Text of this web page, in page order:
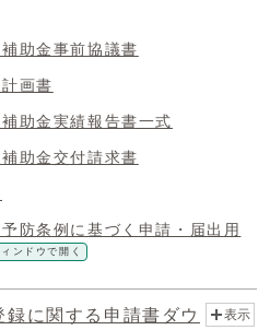
助金事前協議書
画書
助金実績報告書一式
助金交付請求書
防条例に基づく申請・届出用
ンドウで開く
に関する申請書ダウ
表示